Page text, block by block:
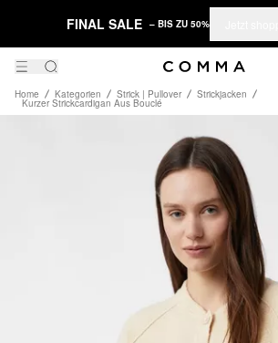
FINAL SALE – BIS ZU 50%
Home Kategorien Strick | Pullover Strickjacken
Kurzer Strickcardigan Aus Bouclé